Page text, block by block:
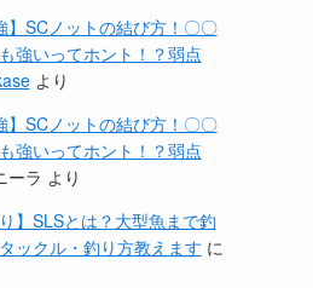
】SCノットの結び方！〇〇
強いってホント！？弱点
より
】SCノットの結び方！〇〇
強いってホント！？弱点
ーラ より
】SLSとは？大型魚まで釣
ックル・釣り方教えます に